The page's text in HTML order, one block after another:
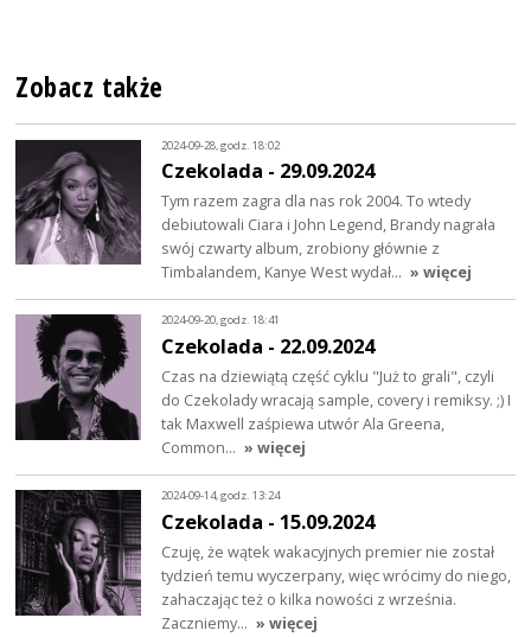
Zobacz także
2024-09-28, godz. 18:02
Czekolada - 29.09.2024
Tym razem zagra dla nas rok 2004. To wtedy
debiutowali Ciara i John Legend, Brandy nagrała
swój czwarty album, zrobiony głównie z
Timbalandem, Kanye West wydał… » więcej
2024-09-20, godz. 18:41
Czekolada - 22.09.2024
Czas na dziewiątą część cyklu "Już to grali", czyli
do Czekolady wracają sample, covery i remiksy. ;) I
tak Maxwell zaśpiewa utwór Ala Greena,
Common… » więcej
2024-09-14, godz. 13:24
Czekolada - 15.09.2024
Czuję, że wątek wakacyjnych premier nie został
tydzień temu wyczerpany, więc wrócimy do niego,
zahaczając też o kilka nowości z września.
Zaczniemy… » więcej